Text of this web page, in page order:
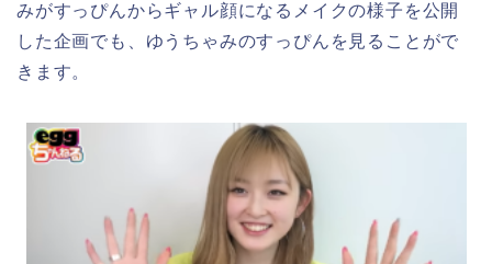
みがすっぴんからギャル顔になるメイクの様子を公開
した企画でも、ゆうちゃみのすっぴんを見ることがで
きます。